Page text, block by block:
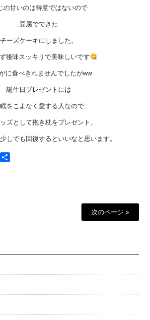
の甘いのは得意ではないので
豆腐でできた
チーズケーキにしました。
後味スッキリで美味しいです
に食べきれませんでしたがww
誕生日プレゼントには
をこよなく愛する人なので
ズとして抱き枕をプレゼント。
しでも回復するといいなと思います。
Pinterest
次のページ »